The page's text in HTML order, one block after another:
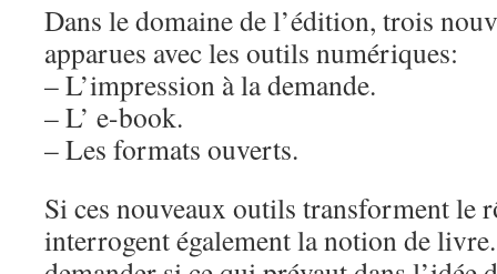
Dans le domaine de l’édition, trois
apparues avec les outils numériques:
– L’impression à la demande.
– L’ e-book.
– Les formats ouverts.
Si ces nouveaux outils transforment le
interrogent également la notion de